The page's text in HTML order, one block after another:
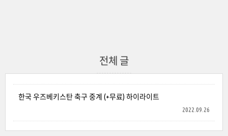
전체 글
한국 우즈베키스탄 축구 중계 (+무료) 하이라이트
2022.09.26